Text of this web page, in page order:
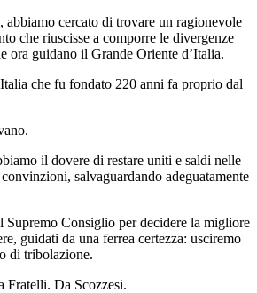
abbiamo cercato di trovare un ragionevole
che riuscisse a comporre le divergenze
ora guidano il Grande Oriente d’Italia.
che fu fondato 220 anni fa proprio dal
il dovere di restare uniti e saldi nelle
salvaguardando adeguatamente
Supremo Consiglio per decidere la migliore
guidati da una ferrea certezza: usciremo
di tribolazione.
Fratelli. Da Scozzesi.